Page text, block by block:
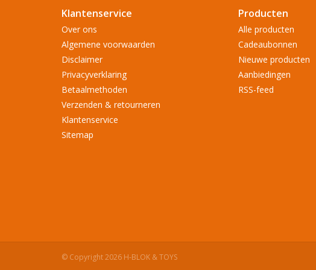
Klantenservice
Over ons
Algemene voorwaarden
Disclaimer
Privacyverklaring
Betaalmethoden
Verzenden & retourneren
Klantenservice
Sitemap
Producten
Alle producten
Cadeaubonnen
Nieuwe producten
Aanbiedingen
RSS-feed
© Copyright 2026 H-BLOK & TOYS